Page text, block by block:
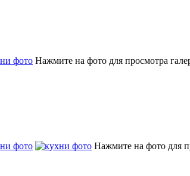
Нажмите на фото для просмотра
Нажмите на фото для